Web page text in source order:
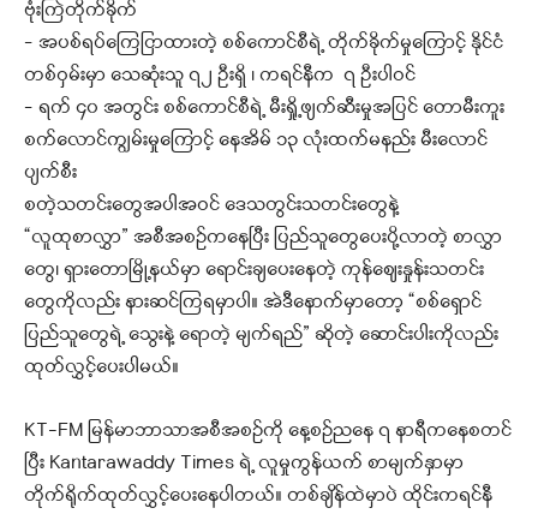
ဗုံးကြဲတိုက်ခိုက်
– အပစ်ရပ်ကြေငြာထားတဲ့ စစ်ကောင်စီရဲ့ တိုက်ခိုက်မှုကြောင့် နိုင်ငံ
တစ်ဝှမ်းမှာ သေဆုံးသူ ၇၂ ဦးရှိ ၊ ကရင်နီက ၇ ဦးပါဝင်
– ရက် ၄၀ အတွင်း စစ်ကောင်စီရဲ့ မီးရှို့ဖျက်ဆီးမှုအပြင် တောမီးကူး
စက်လောင်ကျွမ်းမှုကြောင့် နေအိမ် ၁၃ လုံးထက်မနည်း မီးလောင်
ပျက်စီး
စတဲ့သတင်းတွေအပါအဝင် ဒေသတွင်းသတင်းတွေနဲ့
“လူထုစာလွှာ” အစီအစဉ်ကနေပြီး ပြည်သူတွေပေးပို့လာတဲ့ စာလွှာ
တွေ၊ ရှားတောမြို့နယ်မှာ ရောင်းချပေးနေတဲ့ ကုန်ဈေးနှုန်းသတင်း
တွေကိုလည်း နားဆင်ကြရမှာပါ။ အဲဒီနောက်မှာတော့ “စစ်ရှောင်
ပြည်သူတွေရဲ့ သွေးနဲ့ ရောတဲ့ မျက်ရည်” ဆိုတဲ့ ဆောင်းပါးကိုလည်း
ထုတ်လွှင့်ပေးပါမယ်။
KT-FM မြန်မာဘာသာအစီအစဉ်ကို နေ့စဉ်ညနေ ၇ နာရီကနေစတင်
ပြီး Kantarawaddy Times ရဲ့ လူမှုကွန်ယက် စာမျက်နှာမှာ
တိုက်ရိုက်ထုတ်လွှင့်ပေးနေပါတယ်။ တစ်ချိန်ထဲမှာပဲ ထိုင်းကရင်နီ